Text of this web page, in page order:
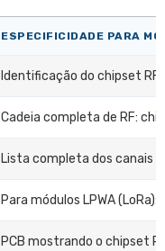
ESPECIFICIDADE PARA
Identificação do chipset RF
Cadeia completa de RF:
Lista completa dos canais
Para módulos LPWA
PCB mostrando o chipset